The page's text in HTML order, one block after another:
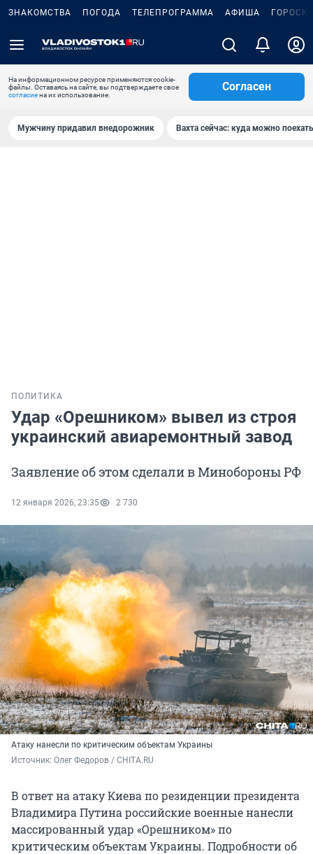
ЗНАКОМСТВА ПОГОДА ТЕЛЕПРОГРАММА АФИША
На информационном ресурсе применяются cookie-
файлы. Оставаясь на сайте, вы подтверждаете свое
согласиена их использование.
Согласен
Мужчину придавил внедорожник Вахта сейчас: куда можно
ПОЛИТИКА
Удар «Орешником» вывел из строя
украинский авиаремонтный завод
Заявление об этом сделали в Минобороны РФ
12 января 2026, 23:35 2 730
Атаку нанесли по критическим объектам Украины
Источник: Олег Федоров / CHITA.RU
В ответ на атаку Киева по резиденции президента
Владимира Путина российские военные нанесли
массированный удар «Орешником» по
критическим объектам Украины. Подробности об